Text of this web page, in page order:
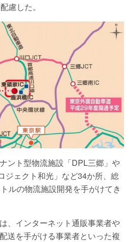
慮した。
ント型物流施設「DPL三郷」や
ジェクト和光」など34か所、総
ルの物流施設開発を手がけてき
、インターネット通販事業者や
送を手がける事業者といった複